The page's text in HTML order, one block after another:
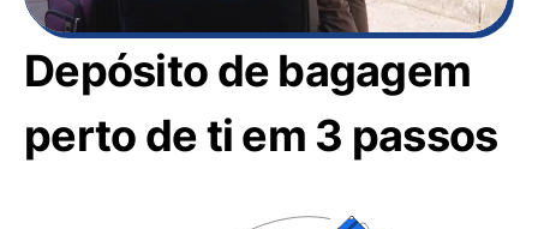
Depósito de bagagem
perto de ti em 3 passos